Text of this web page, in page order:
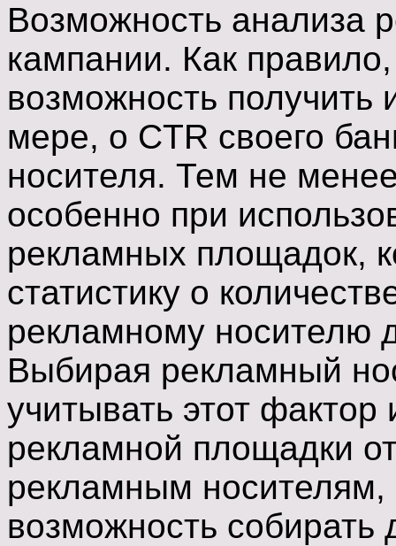
Возможность анализа
кампании. Как
возможность
мере, о CTR своего
носителя. Тем не
особенно при
рекламных площадок,
статистику о
рекламному носителю
Выбирая рекламный
учитывать этот
рекламной площадки
рекламным носителям,
возможность собирать